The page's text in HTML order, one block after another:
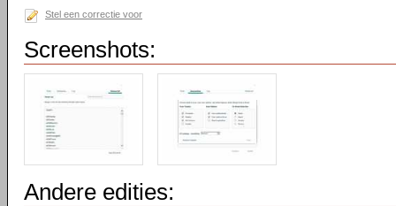
Stel een correctie voor
Screenshots:
Andere edities: